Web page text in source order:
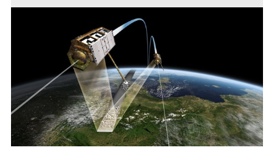
Airbus und CFM International im Frühjahr